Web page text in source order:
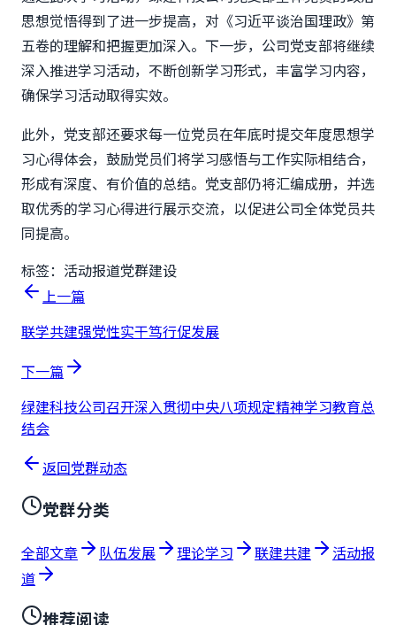
思想觉悟得到了进一步提高，对《习近平谈治国理政》第
五卷的理解和把握更加深入。下一步，公司党支部将继续
深入推进学习活动，不断创新学习形式，丰富学习内容，
确保学习活动取得实效。
此外，党支部还要求每一位党员在年底时提交年度思想学
习心得体会，鼓励党员们将学习感悟与工作实际相结合，
形成有深度、有价值的总结。党支部仍将汇编成册，并选
取优秀的学习心得进行展示交流，以促进公司全体党员共
同提高。
标签： 活动报道党群建设
上一篇
联学共建强党性实干笃行促发展
下一篇
绿建科技公司召开深入贯彻中央八项规定精神学习教育总
结会
返回党群动态
党群分类
全部文章 队伍发展 理论学习 联建共建
活动报
道
推荐阅读